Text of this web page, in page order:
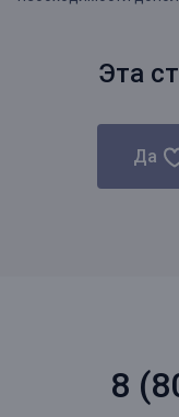
Эта
Да
8